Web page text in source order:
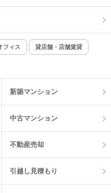
インターネット無料
物件一覧に反映
フィス 貸店舗・店舗賃貸
新築マンション
中古マンション
不動産売却
引越し見積もり